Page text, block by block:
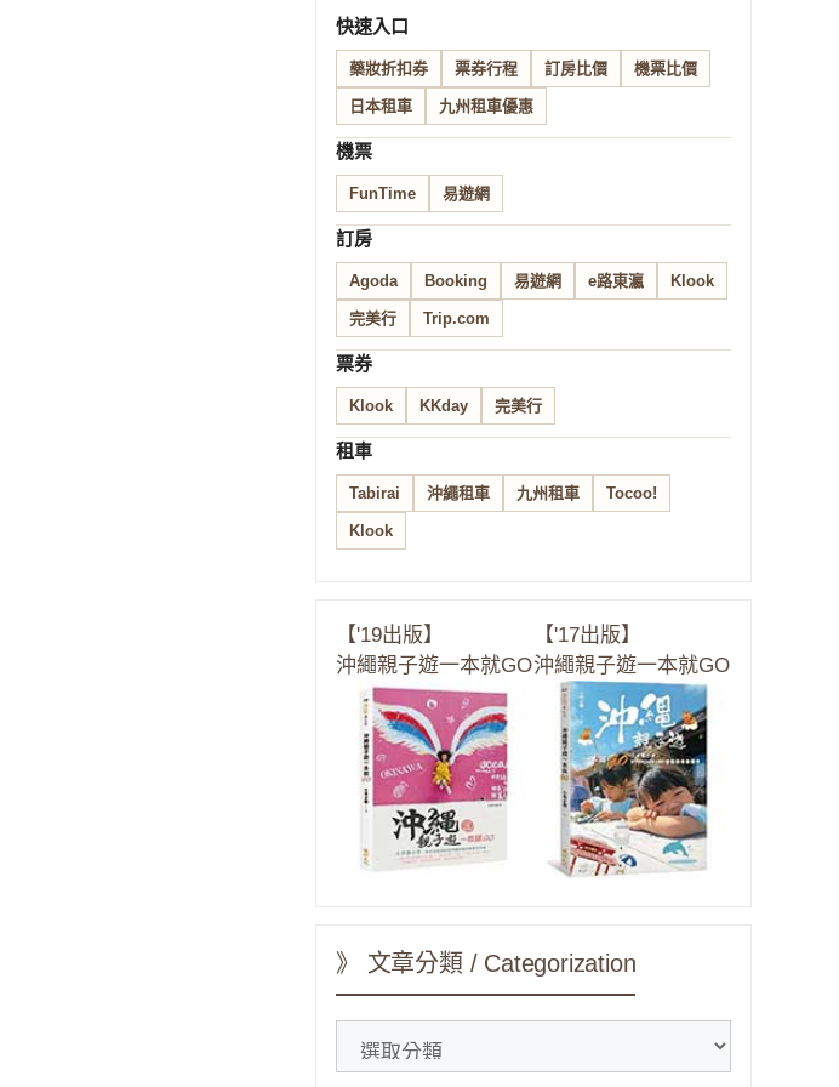
快速入口
藥妝折扣券 票券行程 訂房比價 機票比價
日本租車 九州租車優惠
機票
FunTime 易遊網
訂房
Agoda Booking 易遊網 e路東瀛 Klook
完美行 Trip.com
票券
Klook KKday 完美行
租車
Tabirai 沖繩租車 九州租車 Tocoo!
Klook
【'19出版】
沖繩親子遊一本就GO
【'17出版】
沖繩親子遊一本就GO
》 文章分類 / Categorization